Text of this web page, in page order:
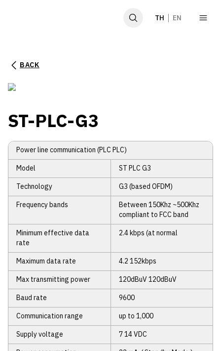
TH EN
ผลิตภัณฑ์
ข่าวและกิจกรรม
GCG
SDGs
ติดต่อเรา
BACK
ST-PLC-G3
Power line communication (PLC PLC)
Model
ST PLC G3
Technology
G3 (based OFDM)
Frequency bands
Between 150Khz ~500Khz
compliant to FCC band
Minimum effective data
rate
2.4 kbps (at normal
Maximum data rate
4.2 152kbps
Max transmitting power
120dBuV 120dBuV
Baud rate
9600
Communication range
up to 1,000
Supply voltage
7 14 VDC